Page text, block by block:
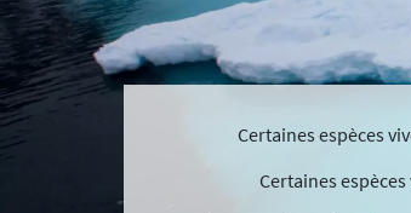
Certaines espèces
Certaines